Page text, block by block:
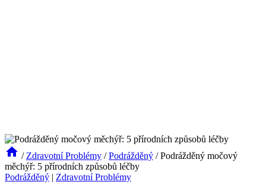
/ Zdravotní Problémy / Podrážděný / Podrážděný močový
měchýř: 5 přírodních způsobů léčby
Podrážděný | Zdravotní Problémy